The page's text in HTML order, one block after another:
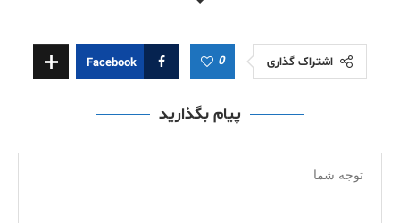
اشتراک گذاری 0
Facebook
پیام بگذارید